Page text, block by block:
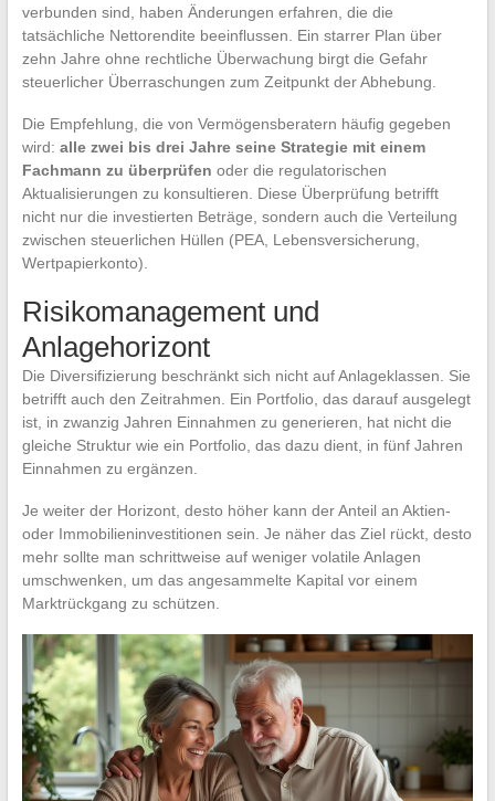
verbunden sind, haben Änderungen erfahren, die die
tatsächliche Nettorendite beeinflussen. Ein starrer Plan über
zehn Jahre ohne rechtliche Überwachung birgt die Gefahr
steuerlicher Überraschungen zum Zeitpunkt der Abhebung.
Die Empfehlung, die von Vermögensberatern häufig gegeben
wird: alle zwei bis drei Jahre seine Strategie mit einem
Fachmann zu überprüfen oder die regulatorischen
Aktualisierungen zu konsultieren. Diese Überprüfung betrifft
nicht nur die investierten Beträge, sondern auch die Verteilung
zwischen steuerlichen Hüllen (PEA, Lebensversicherung,
Wertpapierkonto).
Risikomanagement und
Anlagehorizont
Die Diversifizierung beschränkt sich nicht auf Anlageklassen. Sie
betrifft auch den Zeitrahmen. Ein Portfolio, das darauf ausgelegt
ist, in zwanzig Jahren Einnahmen zu generieren, hat nicht die
gleiche Struktur wie ein Portfolio, das dazu dient, in fünf Jahren
Einnahmen zu ergänzen.
Je weiter der Horizont, desto höher kann der Anteil an Aktien-
oder Immobilieninvestitionen sein. Je näher das Ziel rückt, desto
mehr sollte man schrittweise auf weniger volatile Anlagen
umschwenken, um das angesammelte Kapital vor einem
Marktrückgang zu schützen.